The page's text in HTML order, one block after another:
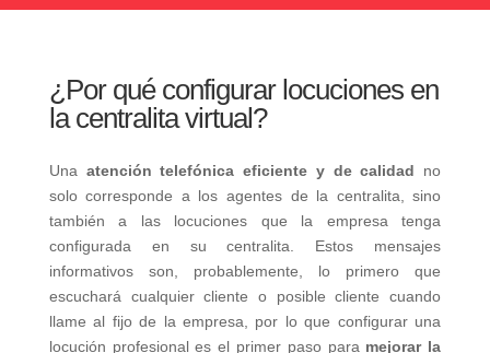
¿Por qué configurar locuciones en
la centralita virtual?
Una atención telefónica eficiente y de calidad no
solo corresponde a los agentes de la centralita, sino
también a las locuciones que la empresa tenga
configurada en su centralita. Estos mensajes
informativos son, probablemente, lo primero que
escuchará cualquier cliente o posible cliente cuando
llame al fijo de la empresa, por lo que configurar una
locución profesional es el primer paso para mejorar la